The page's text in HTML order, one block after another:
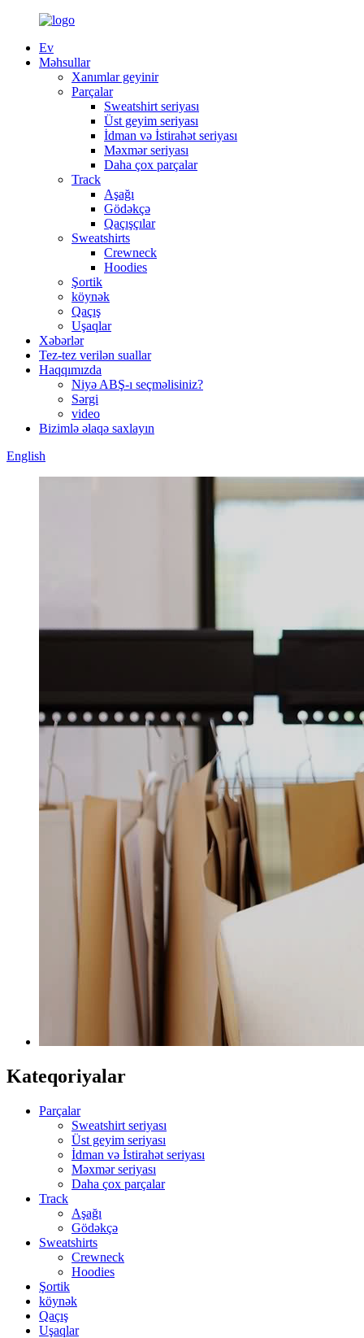
Ev
Məhsullar
Xanımlar geyinir
Parçalar
Sweatshirt seriyası
Üst geyim seriyası
İdman və İstirahət seriyası
Məxmər seriyası
Daha çox parçalar
Track
Aşağı
Gödəkçə
Qaçışçılar
Sweatshirts
Crewneck
Hoodies
Şortik
köynək
Qaçış
Uşaqlar
Xəbərlər
Tez-tez verilən suallar
Haqqımızda
Niyə ABŞ-ı seçməlisiniz?
Sərgi
video
Bizimlə əlaqə saxlayın
English
Kateqoriyalar
Parçalar
Sweatshirt seriyası
Üst geyim seriyası
İdman və İstirahət seriyası
Məxmər seriyası
Daha çox parçalar
Track
Aşağı
Gödəkçə
Sweatshirts
Crewneck
Hoodies
Şortik
köynək
Qaçış
Uşaqlar